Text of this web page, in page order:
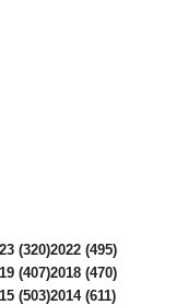
(320)2022 (495)
(407)2018 (470)
(503)2014 (611)